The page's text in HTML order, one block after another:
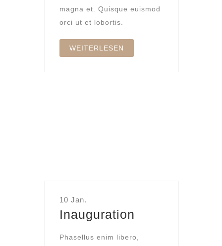
magna et. Quisque euismod
orci ut et lobortis.
WEITERLESEN
10 Jan.
Inauguration
Phasellus enim libero,